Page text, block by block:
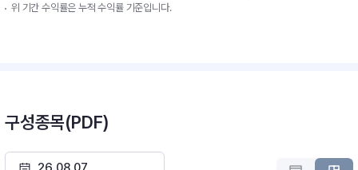
위 기간 수익률은 누적 수익률 기준입니다.
구성종목(PDF)